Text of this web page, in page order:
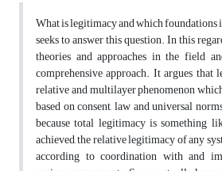
What is legitimacy and which foundations
seeks to answer this question. In this
theories and approaches in the field
comprehensive approach. It argues that
relative and multilayer phenomenon
based on consent, law and universal
because total legitimacy is something
achieved, the relative legitimacy of any
according to coordination with and